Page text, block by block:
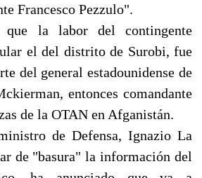
Francesco Pezzulo".
que la labor del contingente
el del distrito de Surobi, fue
del general estadounidense de
entonces comandante
de la OTAN en Afganistán.
de Defensa, Ignazio La
de "basura" la información del